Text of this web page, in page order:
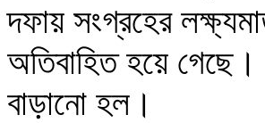
দফায় সংগ্রহের
অতিবাহিত হয়ে গেছে।
বাড়ানো হল।